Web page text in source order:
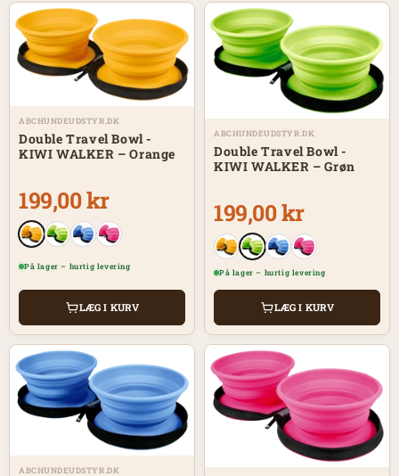
ABCHUNDEUDSTYR.DK
Double Travel Bowl -
KIWI WALKER – Orange
199,00 kr
På lager – hurtig levering
LÆG I KURV
ABCHUNDEUDSTYR.DK
Double Travel Bowl -
KIWI WALKER – Grøn
199,00 kr
På lager – hurtig levering
LÆG I KURV
ABCHUNDEUDSTYR.DK